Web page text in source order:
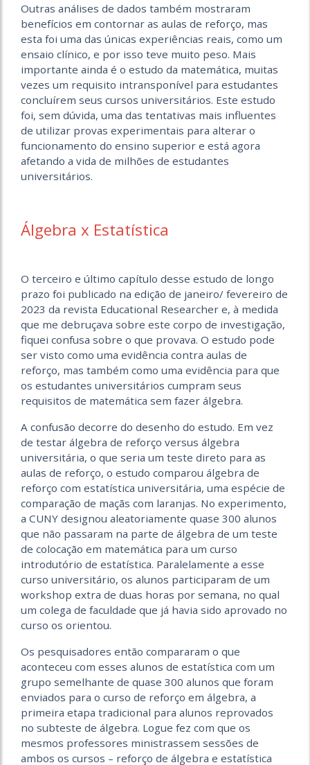
Outras análises de dados também mostraram
benefícios em contornar as aulas de reforço, mas
esta foi uma das únicas experiências reais, como um
ensaio clínico, e por isso teve muito peso. Mais
importante ainda é o estudo da matemática, muitas
vezes um requisito intransponível para estudantes
concluírem seus cursos universitários. Este estudo
foi, sem dúvida, uma das tentativas mais influentes
de utilizar provas experimentais para alterar o
funcionamento do ensino superior e está agora
afetando a vida de milhões de estudantes
universitários.
Álgebra x Estatística
O terceiro e último capítulo desse estudo de longo
prazo foi publicado na edição de janeiro/ fevereiro de
2023 da revista Educational Researcher e, à medida
que me debruçava sobre este corpo de investigação,
fiquei confusa sobre o que provava. O estudo pode
ser visto como uma evidência contra aulas de
reforço, mas também como uma evidência para que
os estudantes universitários cumpram seus
requisitos de matemática sem fazer álgebra.
A confusão decorre do desenho do estudo. Em vez
de testar álgebra de reforço versus álgebra
universitária, o que seria um teste direto para as
aulas de reforço, o estudo comparou álgebra de
reforço com estatística universitária, uma espécie de
comparação de maçãs com laranjas. No experimento,
a CUNY designou aleatoriamente quase 300 alunos
que não passaram na parte de álgebra de um teste
de colocação em matemática para um curso
introdutório de estatística. Paralelamente a esse
curso universitário, os alunos participaram de um
workshop extra de duas horas por semana, no qual
um colega de faculdade que já havia sido aprovado no
curso os orientou.
Os pesquisadores então compararam o que
aconteceu com esses alunos de estatística com um
grupo semelhante de quase 300 alunos que foram
enviados para o curso de reforço em álgebra, a
primeira etapa tradicional para alunos reprovados
no subteste de álgebra. Logue fez com que os
mesmos professores ministrassem sessões de
ambos os cursos – reforço de álgebra e estatística